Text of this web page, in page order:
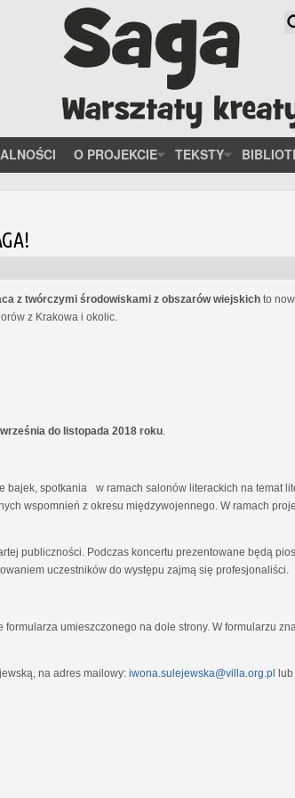
O PROJEKCIE TEKSTY
z twórczymi środowiskami z obszarów wiejskich to
z Krakowa i okolic.
do listopada 2018 roku
spotkania w ramach salonów literackich na temat
wspomnień z okresu międzywojennego. W ramach
publiczności. Podczas koncertu prezentowane będą
uczestników do występu zajmą się profesjonaliści.
umieszczonego na dole strony. W formularzu
na adres mailowy: iwona.sulejewska@villa.org.pl lub